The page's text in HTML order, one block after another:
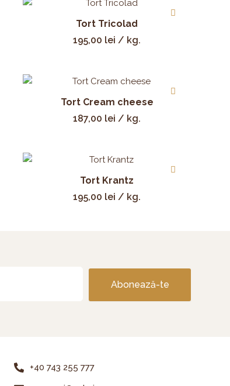
Tort Tricolad
195,00 lei / kg.
Tort Cream cheese
187,00 lei / kg.
Tort Krantz
195,00 lei / kg.
Abonează-te
+40 743 255 777